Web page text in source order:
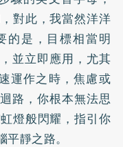
對此，我當然洋洋
的是，目標相當明
並立即應用，尤其
運作之時，焦慮或
路，你根本無法思
燈般閃耀，指引你
靜之路。